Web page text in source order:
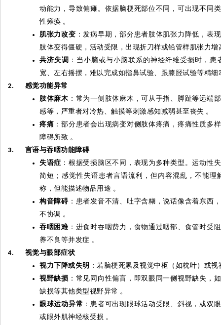
动能力，导致偏瘫。依据脑梗死部位不同，可出现不同
性瘫痪 。
肌张力改变 ：发病早期，部分患者肢体肌张力降低，表
肢体变得僵硬，活动受限，出现折刀样或铅管样肌张力增
共济失调 ：当小脑或与小脑联系的神经纤维受损时，
宽、左右摇摆，难以完成如指鼻试验、跟膝胫试验等精细
2.
感觉功能异常
肢体麻木 ：常为一侧肢体麻木，可从手指、脚趾等远端
感等，严重者对冷热、触摸等刺激感知减弱甚至丧失 。
疼痛 ：部分患者会出现病变对侧肢体疼痛，疼痛性质多
障碍所致 。
3.
言语与吞咽功能障碍
失语症 ：根据受损脑区不同，表现为多种类型。运动性
简短；感觉性失语患者言语流利，但内容混乱，不能
称，但能描述物品用途 。
构音障碍：患者发音不清、吐字含糊，说话像含着东西
不协调 。
吞咽困难：进食时吞咽费力，食物通过咽部、食管时受
养不良等并发症 。
4.
视觉与眼部症状
视力下降或失明 ：若脑梗死累及视觉中枢（如枕叶）或
视野缺损 ：常见同向性偏盲，即双眼同一侧视野缺失，
缺损等其他类型视野异常 。
眼球运动异常 ：患者可出现眼球活动受限、斜视，或双
或眼外肌神经核受损 。